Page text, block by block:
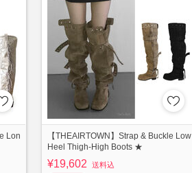
Lon
【THEAIRTOWN】Strap & Buckle Low
Heel Thigh-High Boots ★
¥19,602
送料込